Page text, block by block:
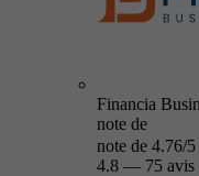
Financia
note de
note de 4.76/5
4.8 — 75 avis